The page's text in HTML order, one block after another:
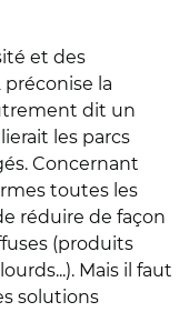
et des
la
dit un
les parcs
Concernant
toutes les
réduire de façon
(produits
Mais il faut
solutions